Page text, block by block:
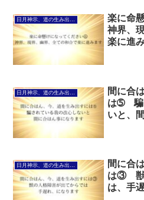
楽に命
神界、
楽に進
間に合
は➄ 騙
いと、
日月神示、道の生み出し方について
間に合
は③ 獣
は、手